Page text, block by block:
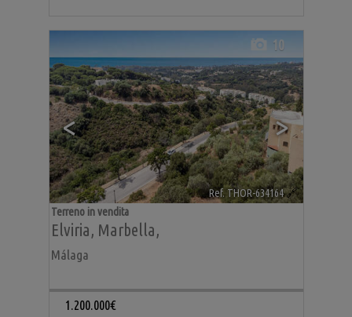
< >
10
Ref. THOR-634164🔗
Elviria, Marbella,
Málaga
Terreno in vendita
1.200.000€